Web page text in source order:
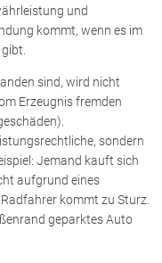
und
kommt, wenn es im
sind, wird nicht
Erzeugnis fremden
sondern
Jemand kauft sich
aufgrund eines
kommt zu Sturz.
geparktes Auto